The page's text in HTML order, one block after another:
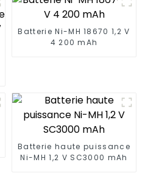
Batterie Ni-MH 18670 1,2 V
4 200 mAh
Batterie haute puissance
Ni-MH 1,2 V SC3000 mAh